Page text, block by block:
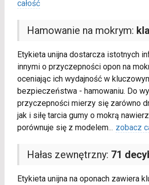
całość
Hamowanie na mokrym:
Etykieta unijna dostarcza istotnych
innymi o przyczepności opon na
oceniając ich wydajność w
bezpieczeństwa - hamowaniu. Do
przyczepności mierzy się zarówno
jak i siłę tarcia gumy o mokrą
porównuje się z modelem... zobacz
Hałas zewnętrzny: 71
Etykieta unijna na oponach zawiera